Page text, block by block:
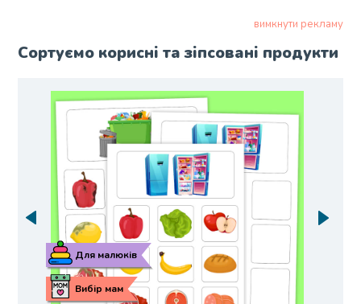
вимкнути рекламу
Сортуємо корисні та зіпсовані продукти
Вибір мам
Для малюків